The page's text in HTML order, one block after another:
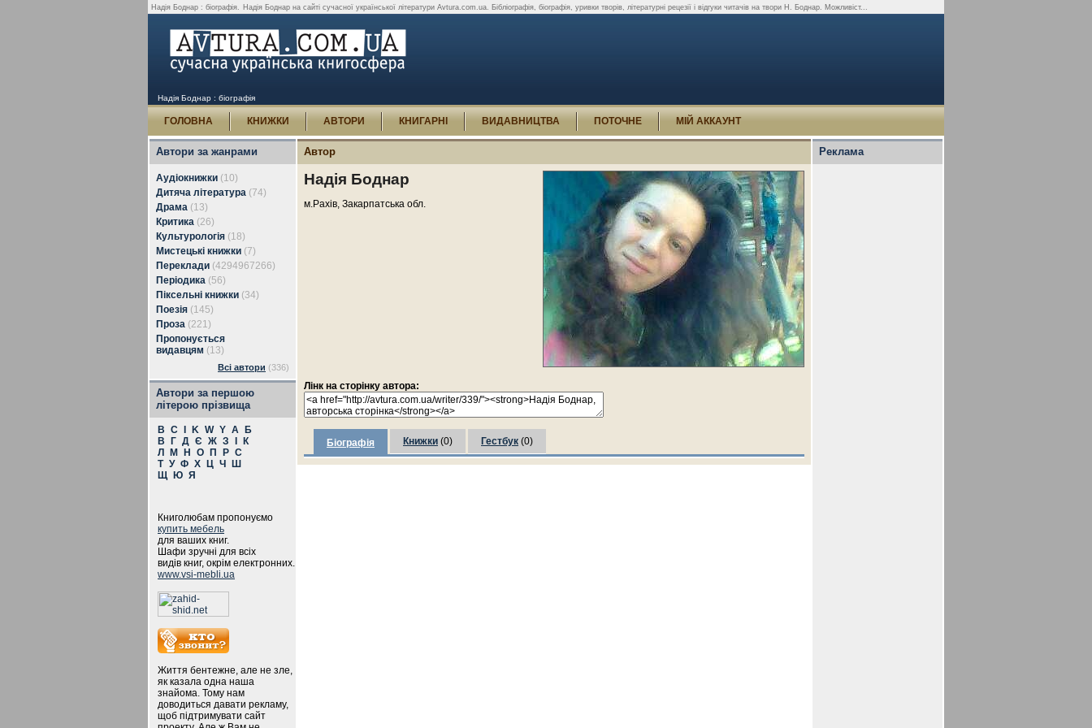
Надія Боднар : біографія. Надія Боднар на сайті сучасної української літератури Avtura.com.ua. Бібліографія, біографія, уривки творів, літературні рецезії і відгуки читачів на твори Н. Боднар. Можливіст...
Надія Боднар : біографія
ГОЛОВНА КНИЖКИ АВТОРИ КНИГАРНІ ВИДАВНИЦТВА ПОТОЧНЕ МІЙ АККАУНТ
Автори за жанрами
Аудіокнижки (10)
Дитяча література (74)
Драма (13)
Критика (26)
Культурологія (18)
Мистецькі книжки (7)
Переклади (4294967266)
Періодика (56)
Піксельні книжки (34)
Поезія (145)
Проза (221)
Пропонується
видавцям (13)
Всі автори (336)
Автори за першою
літерою прізвища
B C K W Y А
Б
В
Г Д Є Ж З
К
Л
М Н О П Р С
Т У Ф Х Ц Ч
Ш
Щ
Ю Я
Книголюбам пропонуємо
купить мебель
для ваших книг.
Шафи зручні для всіх
видів книг, окрім електронних.
www.vsi-mebli.ua
Життя бентежне, але не зле,
як казала одна наша
знайома. Тому нам
доводиться давати рекламу,
щоб підтримувати сайт
Автор
Надія Боднар
м.Рахів, Закарпатська обл.
Лінк на сторінку автора:
Біографія Книжки (0) Гестбук (0)
Реклама